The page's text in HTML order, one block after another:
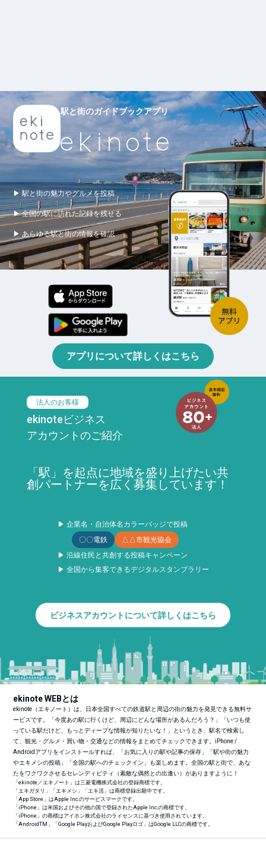
駅と街のガイドブックアプリ
▶ 駅と街の魅力やグルメを投稿
▶ 全国の駅に訪れた記録を残せる
▶ あらゆる駅と街の情報を確認
アプリについて詳しくはこちら
法人のお客様
ekinoteビジネス
アカウントのご紹介
「駅」を起点に地域を盛り上げたい共
創パートナーを広く募集しています！
▶ 企業名・自治体名カラーバッジで投稿
〇〇電鉄
△△市観光協会
▶ 沿線住民と共創する投稿キャンペーン
▶ 全国から集客できるデジタルスタンプラリー
ビジネスアカウントについて詳しくはこちら
ekinote WEBとは
ekinote（エキノート）は、日本全国すべての鉄道駅と周辺の街の魅力を発見できる無料サ
ービスです。「今度あの駅に行くけど、周辺にどんな場所があるんだろう？」「いつも使
っている駅だけど、もっとディープな情報が知りたいな！」というとき、駅名で検索し
て、観光・グルメ・買い物・交通などの情報をまとめてチェックできます。iPhone /
Androidアプリをインストールすれば、「お気に入りの駅や記事の保存」「駅や街の魅力
やエキメシの投稿」「全国の駅へのチェックイン」も楽しめます。全国の駅と街で、あな
たをワクワクさせるセレンディピティ（素敵な偶然との出逢い）がありますように！
「ekinote／エキノート」は三菱電機株式会社の登録商標です。
「エキガタリ」「エキメシ」「エキ活」は商標登録出願中です。
「App Store」はApple Inc.のサービスマークです。
「iPhone」は米国およびその他の国で登録されたApple Inc.の商標です。
「iPhone」の商標はアイホン株式会社のライセンスに基づき使用されています。
「AndroidTM 」「Google PlayおよびGoogle Playロゴ」はGoogle LLCの商標です。